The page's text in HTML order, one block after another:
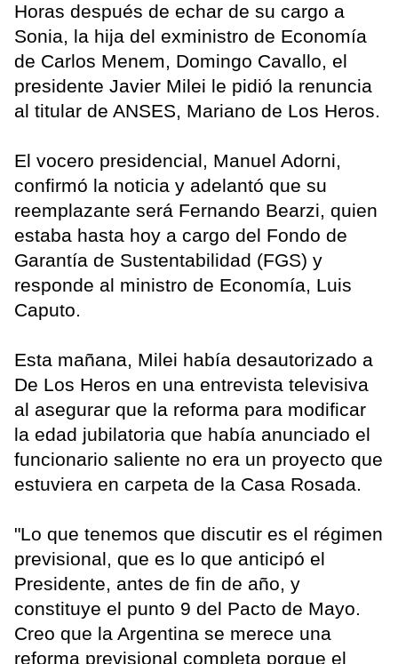
Horas después de echar de su cargo a
Sonia, la hija del exministro de Economía
de Carlos Menem, Domingo Cavallo, el
presidente Javier Milei le pidió la renuncia
al titular de ANSES, Mariano de Los Heros.
El vocero presidencial, Manuel Adorni,
confirmó la noticia y adelantó que su
reemplazante será Fernando Bearzi, quien
estaba hasta hoy a cargo del Fondo de
Garantía de Sustentabilidad (FGS) y
responde al ministro de Economía, Luis
Caputo.
Esta mañana, Milei había desautorizado a
De Los Heros en una entrevista televisiva
al asegurar que la reforma para modificar
la edad jubilatoria que había anunciado el
funcionario saliente no era un proyecto que
estuviera en carpeta de la Casa Rosada.
"Lo que tenemos que discutir es el régimen
previsional, que es lo que anticipó el
Presidente, antes de fin de año, y
constituye el punto 9 del Pacto de Mayo.
Creo que la Argentina se merece una
reforma previsional completa porque el